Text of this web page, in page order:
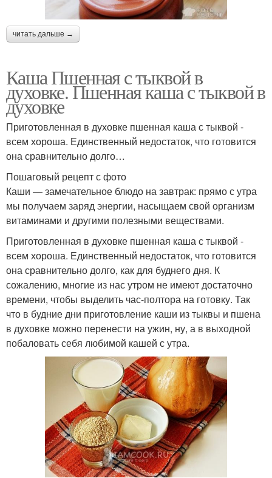
читать дальше →
Каша Пшенная с тыквой в
духовке. Пшенная каша с тыквой в
духовке
Приготовленная в духовке пшенная каша с тыквой -
всем хороша. Единственный недостаток, что готовится
она сравнительно долго…
Пошаговый рецепт с фото
Каши — замечательное блюдо на завтрак: прямо с утра
мы получаем заряд энергии, насыщаем свой организм
витаминами и другими полезными веществами.
Приготовленная в духовке пшенная каша с тыквой -
всем хороша. Единственный недостаток, что готовится
она сравнительно долго, как для буднего дня. К
сожалению, многие из нас утром не имеют достаточно
времени, чтобы выделить час-полтора на готовку. Так
что в будние дни приготовление каши из тыквы и пшена
в духовке можно перенести на ужин, ну, а в выходной
побаловать себя любимой кашей с утра.